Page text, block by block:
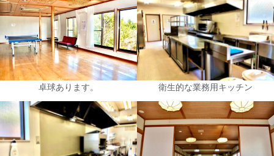
卓球あります。 衛生的な業務用キッチン